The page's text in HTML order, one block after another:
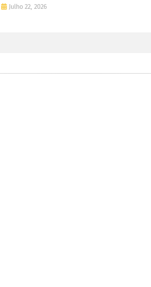
Julho 22, 2026